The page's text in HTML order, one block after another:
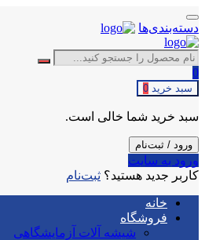
دسته‌بندی‌ها
0
سبد خرید 0
سبد خرید شما خالی است.
ورود / ثبت‌نام
ورود به سایت
کاربر جدید هستید؟ ثبت‌نام
خانه
فروشگاه
شیشه آلات آزمایشگاهی